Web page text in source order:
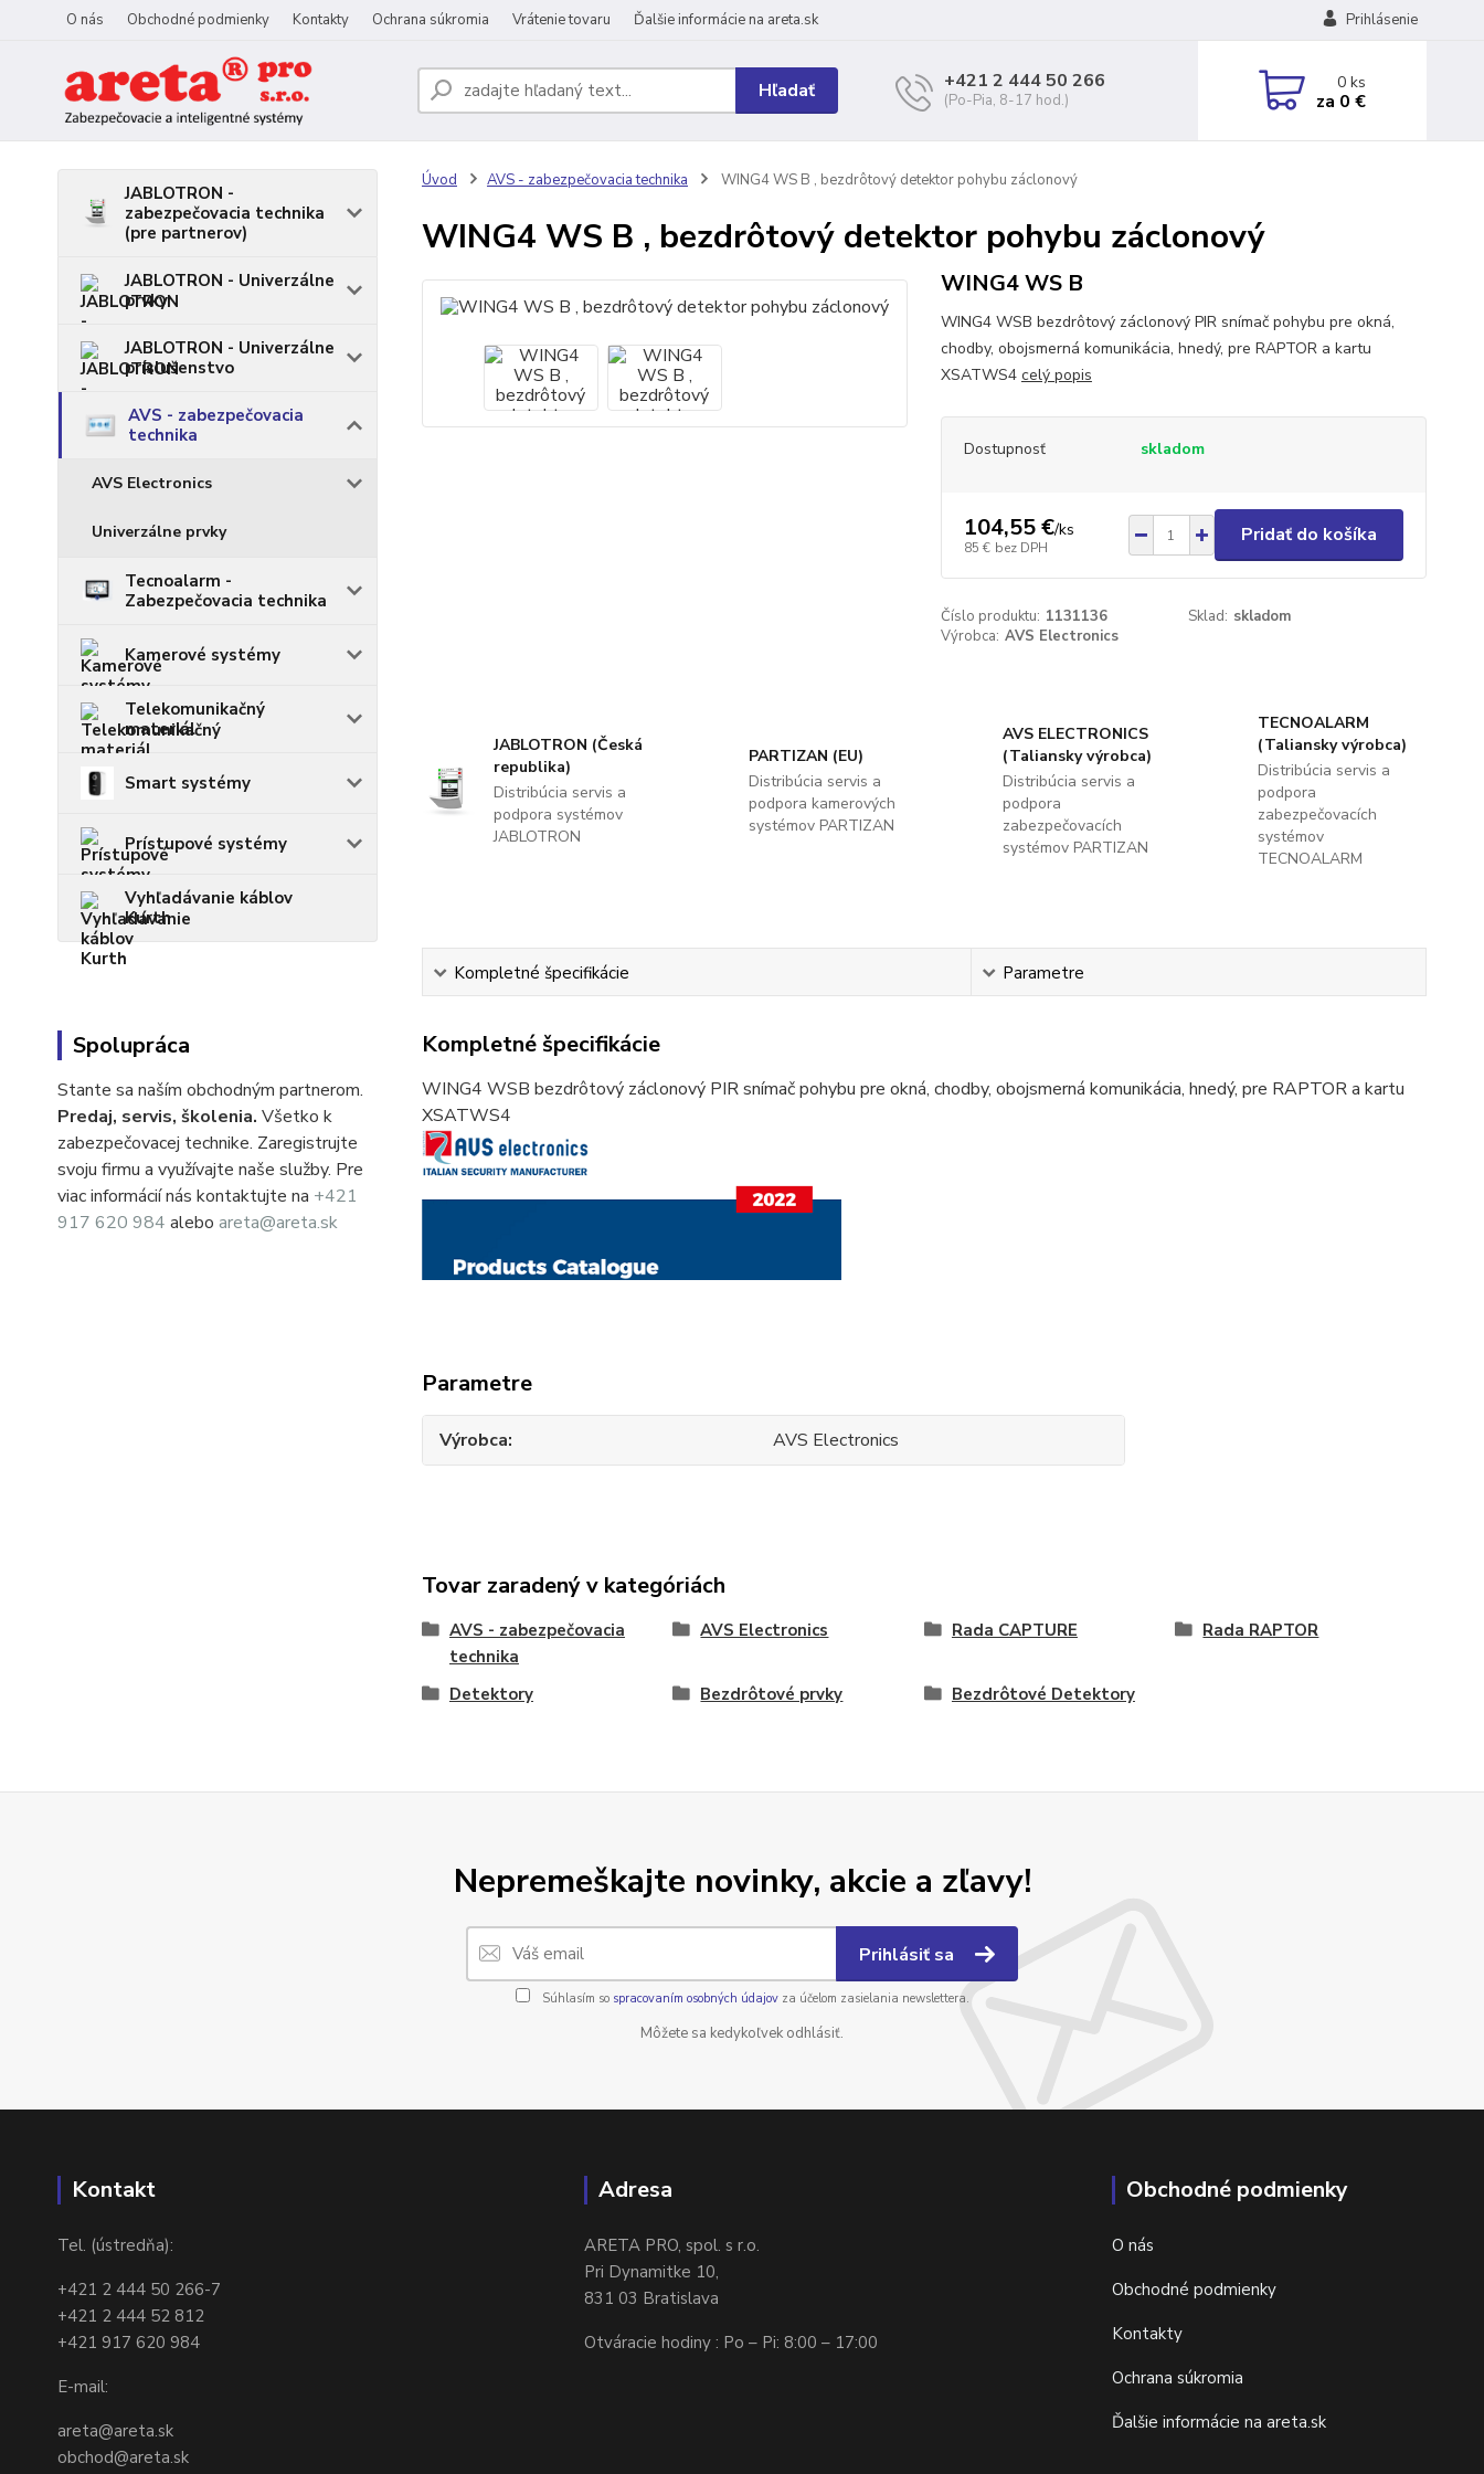
O nás Obchodné podmienky Kontakty Ochrana súkromia Vrátenie tovaru Ďalšie informácie na areta.sk Prihlásenie
Hľadať +421 2 444 50 266
(Po-Pia, 8-17 hod.)
0ks
za 0 €
JABLOTRON -
zabezpečovacia technika
(pre partnerov)
JABLOTRON - Univerzálne
prvky
JABLOTRON - Univerzálne
príslušenstvo
AVS - zabezpečovacia
technika
AVS Electronics
Univerzálne prvky
Tecnoalarm -
Zabezpečovacia technika
Kamerové systémy
Telekomunikačný
materiál
Smart systémy
Prístupové systémy
Vyhľadávanie káblov
Kurth
Spolupráca
Stante sa naším obchodným partnerom.
Predaj, servis, školenia. Všetko k
zabezpečovacej technike. Zaregistrujte
svoju firmu a využívajte naše služby. Pre
viac informácií nás kontaktujte na +421
917 620 984 alebo areta@areta.sk
Úvod AVS - zabezpečovacia technika WING4 WS B , bezdrôtový detektor pohybu záclonový
WING4 WS B , bezdrôtový detektor pohybu záclonový
WING4 WS B
WING4 WSB bezdrôtový záclonový PIR snímač pohybu pre okná,
chodby, obojsmerná komunikácia, hnedý, pre RAPTOR a kartu
XSATWS4 celý popis
Dostupnosť skladom
104,55 €/ks
85 € bez DPH
Pridať do košíka
Číslo produktu: 1131136 Sklad: skladom
Výrobca: AVS Electronics
JABLOTRON (Česká
republika)
Distribúcia servis a
podpora systémov
JABLOTRON
PARTIZAN (EU)
Distribúcia servis a
podpora kamerových
systémov PARTIZAN
AVS ELECTRONICS
(Taliansky výrobca)
Distribúcia servis a
podpora
zabezpečovacích
systémov PARTIZAN
TECNOALARM
(Taliansky výrobca)
Distribúcia servis a
podpora
zabezpečovacích
systémov
TECNOALARM
Kompletné špecifikácie Parametre
Kompletné špecifikácie
WING4 WSB bezdrôtový záclonový PIR snímač pohybu pre okná, chodby, obojsmerná komunikácia, hnedý, pre RAPTOR a kartu
XSATWS4
Parametre
Výrobca AVS Electronics
Tovar zaradený v kategóriách
AVS - zabezpečovacia
technika
AVS Electronics Rada CAPTURE Rada RAPTOR
Detektory Bezdrôtové prvky Bezdrôtové Detektory
Nepremeškajte novinky, akcie a zľavy!
Prihlásiť sa
Súhlasím so spracovaním osobných údajovza účelom zasielania newslettera.
Môžete sa kedykoľvek odhlásiť.
Kontakt
Tel. (ústredňa):
+421 2 444 50 266-7
+421 2 444 52 812
+421 917 620 984
E-mail:
areta@areta.sk
obchod@areta.sk
Adresa
ARETA PRO, spol. s r.o.
Pri Dynamitke 10,
831 03 Bratislava
Otváracie hodiny : Po – Pi: 8:00 – 17:00
Obchodné podmienky
O nás
Obchodné podmienky
Kontakty
Ochrana súkromia
Ďalšie informácie na areta.sk